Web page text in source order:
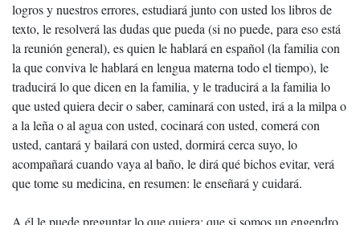
logros y nuestros errores, estudiará junto con usted los libros de
texto, le resolverá las dudas que pueda (si no puede, para eso está
la reunión general), es quien le hablará en español (la familia con
la que conviva le hablará en lengua materna todo el tiempo), le
traducirá lo que dicen en la familia, y le traducirá a la familia lo
que usted quiera decir o saber, caminará con usted, irá a la milpa o
a la leña o al agua con usted, cocinará con usted, comerá con
usted, cantará y bailará con usted, dormirá cerca suyo, lo
acompañará cuando vaya al baño, le dirá qué bichos evitar, verá
que tome su medicina, en resumen: le enseñará y cuidará.
A él le puede preguntar lo que quiera: que si somos un engendro